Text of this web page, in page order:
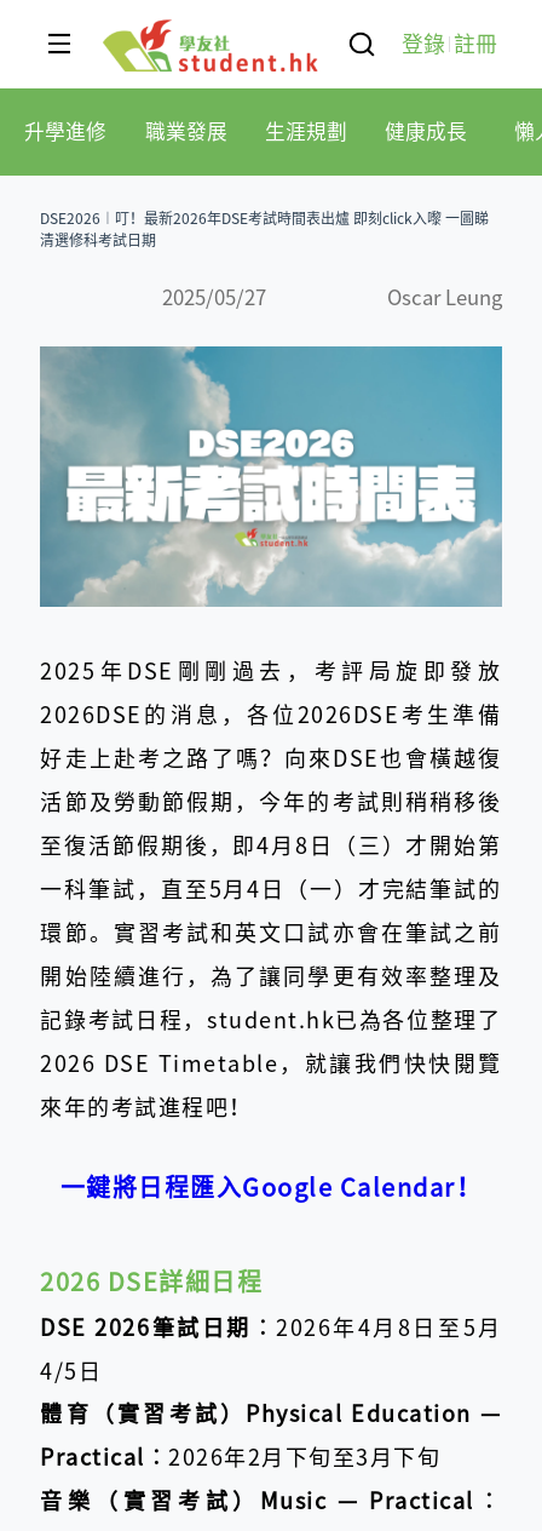
登錄 註冊
升學進修 職業發展 生涯規劃 健康成長 懶
DSE2026︱叮！最新2026年DSE考試時間表出爐 即刻click入嚟 一圖睇
清選修科考試日期
2025/05/27 Oscar Leung
2025年DSE剛剛過去，考評局旋即發放
2026DSE的消息，各位2026DSE考生準備
好走上赴考之路了嗎？向來DSE也會橫越復
活節及勞動節假期，今年的考試則稍稍移後
至復活節假期後，即4月8日（三）才開始第
一科筆試，直至5月4日（一）才完結筆試的
環節。實習考試和英文口試亦會在筆試之前
開始陸續進行，為了讓同學更有效率整理及
記錄考試日程，student.hk已為各位整理了
2026 DSE Timetable，就讓我們快快閱覽
來年的考試進程吧！
一鍵將日程匯入Google Calendar！
2026 DSE詳細日程
DSE 2026筆試日期︰ 2026年4月8日至5月
4/5日
體育（實習考試）Physical Education —
Practical︰ 2026年2月下旬至3月下旬
音樂（實習考試）Music — Practical︰